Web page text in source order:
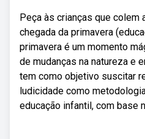
Peça às crianças que colem
chegada da primavera
primavera é um momento
de mudanças na natureza e
tem como objetivo suscitar
ludicidade como
educação infantil, com base